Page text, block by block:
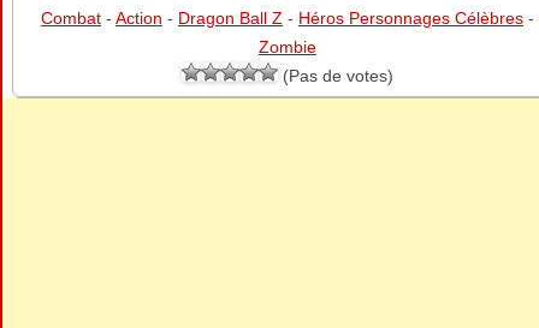
Combat - Action - Dragon Ball Z - Héros Personnages Célèbres -
Zombie
(Pas de votes)